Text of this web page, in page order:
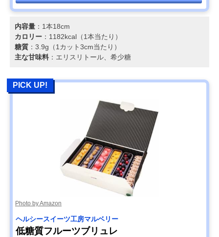
内容量 ：1本18cm
カロリー ：1182kcal（1本当たり）
糖質 ：3.9g（1カット3cm当たり）
主な甘味料 ：エリスリトール、希少糖
PICK UP!
Photo by Amazon
ヘルシースイーツ工房マルベリー
低糖質フルーツブリュレ